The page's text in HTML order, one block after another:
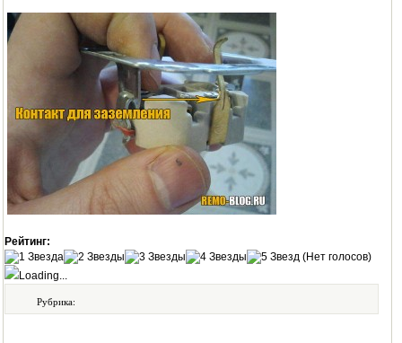
Рейтинг:
(Нет голосов)
Loading...
Рубрика: